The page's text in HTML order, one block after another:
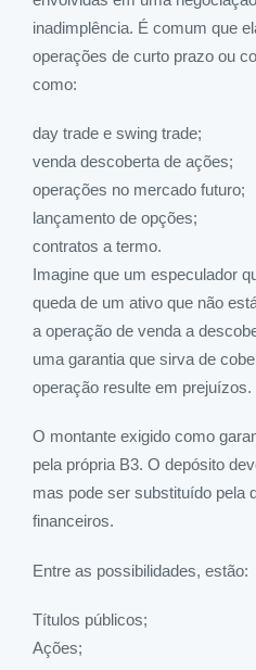
inadimplência. É comum que
operações de curto prazo ou
como:
day trade e swing trade;
venda descoberta de ações;
operações no mercado futuro;
lançamento de opções;
contratos a termo.
Imagine que um especulador
queda de um ativo que não
a operação de venda a
uma garantia que sirva de
operação resulte em prejuízos.
O montante exigido como
pela própria B3. O depósito
mas pode ser substituído pela
financeiros.
Entre as possibilidades, estão:
Títulos públicos;
Ações;